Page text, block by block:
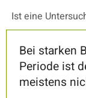
Ist eine
Bei starken
Periode ist
meistens